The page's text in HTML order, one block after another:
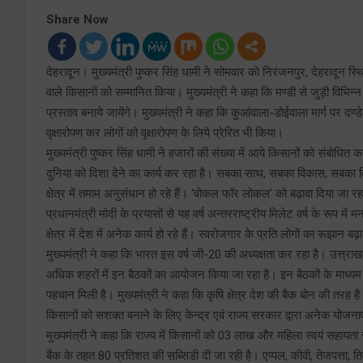
Share Now
देहरादून। मुख्यमंत्री पुष्कर सिंह धामी ने सोमवार को निरंजनपुर, देहरादून
वाले किसानों को सम्मानित किया। मुख्यमंत्री ने कहा कि मण्डी से जुड़ी
प्रस्ताव बनाये जायेंगे। मुख्यमंत्री ने कहा कि कुआंवाला-डोईवाला मार्ग पर
वृक्षारोपण कर लोगों को वृक्षारोपण के लिये प्रेरित भी किया।
मुख्यमंत्री पुष्कर सिंह धामी ने हजारों की संख्या में आये किसानों को संबोधित
दुनिया को दिशा देने का कार्य कर रहा है। सबका साथ, सबका विकास,
क्षेत्र में तमाम अनुसंधान हो रहे हैं। ‘वोकल फॉर लोकल’ को बढ़ावा दिया जा
प्रधानमंत्री मोदी के प्रयासों से यह वर्ष अन्तरराष्ट्रीय मिलेट वर्ष के रूप में
क्षेत्र में देश में अनेक कार्य हो रहे हैं। स्वरोजगार के प्रति लोगों का रूझान
मुख्यमंत्री ने कहा कि भारत इस वर्ष जी-20 की अध्यक्षता कर रहा है।
अधिक शहरों में इन बैठकों का आयोजन किया जा रहा है। इन बैठकों के
पहचान मिली है। मुख्यमंत्री ने कहा कि कृषि क्षेत्र देश की बैक बोन की तरह
किसानों को सशक्त बनाने के लिए केन्द्र एवं राज्य सरकार द्वारा अनेक
मुख्यमंत्री ने कहा कि राज्य में किसानों को 03 लाख और महिला स्वयं
बैंक के तहत 80 प्रतिशत की सब्सिडी दी जा रही है। एप्पल, कीवी, तेजपत्ता,